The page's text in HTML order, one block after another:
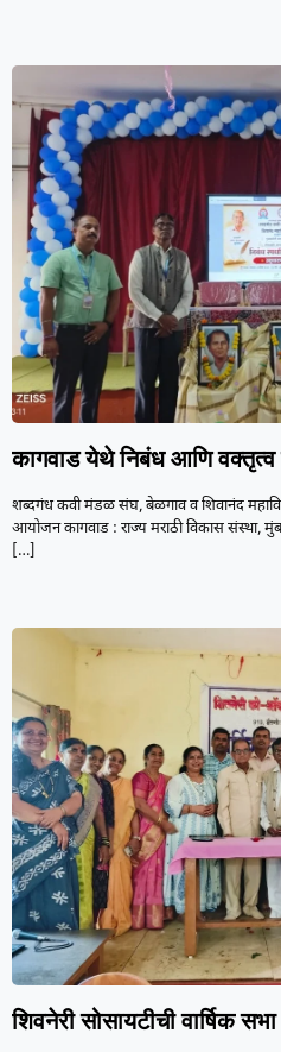
कागवाड येथे निबंध आणि वक्तृत्व
शब्दगंध कवी मंडळ संघ, बेळगाव व शिवानंद
आयोजन कागवाड : राज्य मराठी विकास संस्था,
[…]
शिवनेरी सोसायटीची वार्षिक